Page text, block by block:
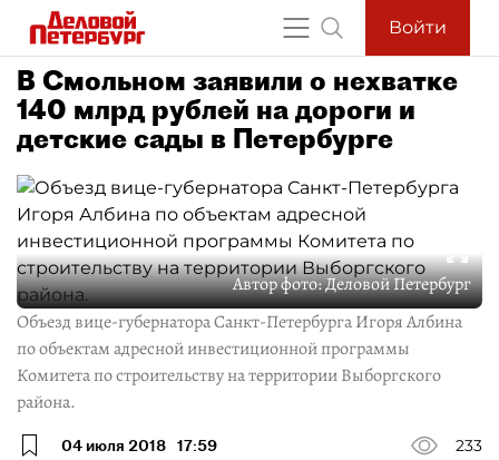
Войти
В Смольном заявили о нехватке
140 млрд рублей на дороги и
детские сады в Петербурге
Автор фото:Деловой Петербург
Объезд вице-губернатора Санкт-Петербурга Игоря Албина
по объектам адресной инвестиционной программы
Комитета по строительству на территории Выборгского
района.
04 июля 2018 17:59
233